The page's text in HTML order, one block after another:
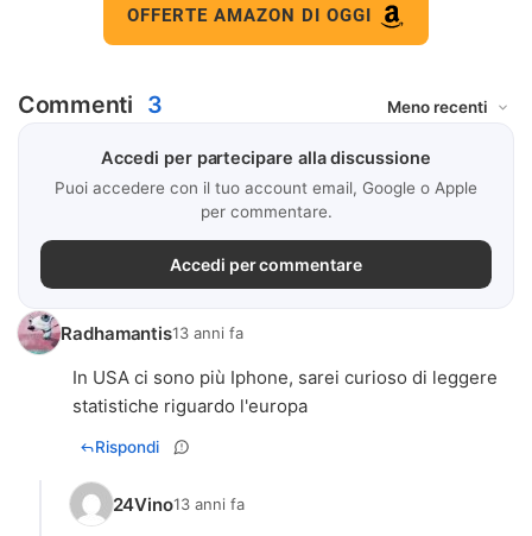
OFFERTE AMAZON DI OGGI
Commenti 3
Accedi per partecipare alla discussione
Puoi accedere con il tuo account email, Google o Apple
per commentare.
Accedi per commentare
Radhamantis13 anni fa
In USA ci sono più Iphone, sarei curioso di leggere
statistiche riguardo l'europa
Rispondi
24Vino13 anni fa